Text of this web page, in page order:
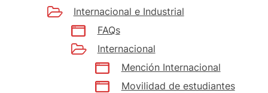
Internacional e Industrial
FAQs
Internacional
Mención Internacional
Movilidad de estudiantes